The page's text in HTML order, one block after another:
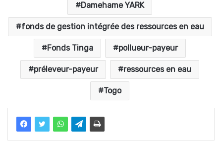
Damehame YARK
fonds de gestion intégrée des ressources en eau
Fonds Tinga pollueur-payeur
préleveur-payeur ressources en eau
Togo